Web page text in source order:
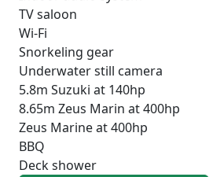
TV saloon
Wi-Fi
Snorkeling gear
Underwater still camera
5.8m Suzuki at 140hp
8.65m Zeus Marin at 400hp
Zeus Marine at 400hp
BBQ
Deck shower